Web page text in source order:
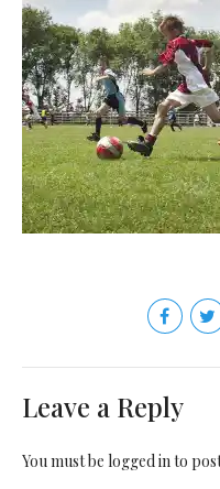
Leave a Reply
You must be logged into